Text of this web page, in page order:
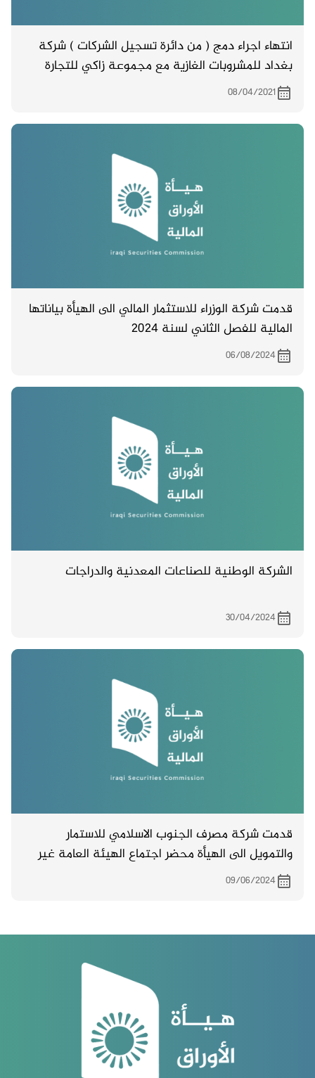
انتهاء اجراء دمج ( من دائرة تسجيل الشركات ) شركة
بغداد للمشروبات الغازية مع مجموعة زاكي للتجارة
العامة والصناعات الغذائية
08/04/2021
قدمت شركة الوزراء للاستثمار المالي الى الهيأة بياناتها
المالية للفصل الثاني لسنة 2024
06/08/2024
الشركة الوطنية للصناعات المعدنية والدراجات
30/04/2024
قدمت شركة مصرف الجنوب الاسلامي للاستمار
والتمويل الى الهيأة محضر اجتماع الهيئة العامة غير
المصدق والمنعقد بتاريخ 1/6/ 2024 .
09/06/2024